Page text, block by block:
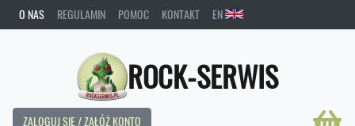
O NAS REGULAMIN POMOC KONTAKT EN
ROCK-SERWIS
ZALOGUJ SIĘ / ZAŁÓŻ KONTO